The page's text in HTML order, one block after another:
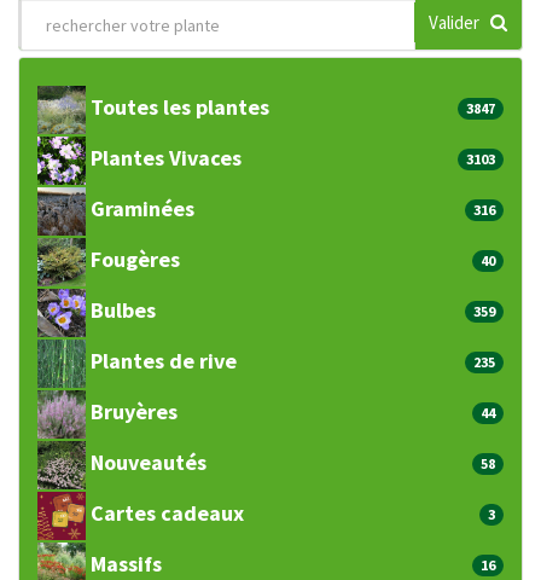
Valider
Toutes les plantes 3847
Plantes Vivaces 3103
Graminées 316
Fougères 40
Bulbes 359
Plantes de rive 235
Bruyères 44
Nouveautés 58
Cartes cadeaux 3
Massifs 16